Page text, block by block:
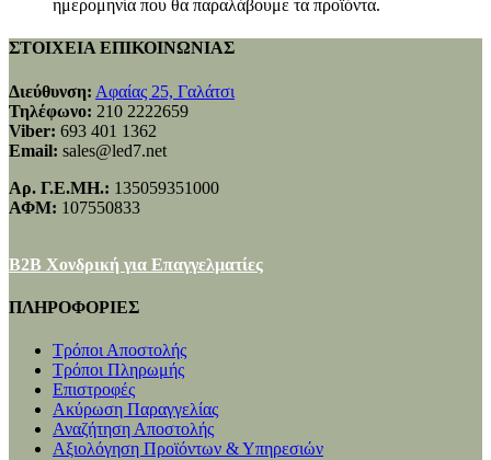
ημερομηνία που θα παραλάβουμε τα προϊόντα.
ΣΤΟΙΧΕΙΑ ΕΠΙΚΟΙΝΩΝΙΑΣ
Διεύθυνση: Αφαίας 25, Γαλάτσι
Τηλέφωνο: 210 2222659
Viber: 693 401 1362
Email: sales@led7.net
Αρ. Γ.Ε.ΜΗ.: 135059351000
ΑΦΜ: 107550833
B2B Χονδρική για Επαγγελματίες
ΠΛΗΡΟΦΟΡΙΕΣ
Τρόποι Αποστολής
Τρόποι Πληρωμής
Επιστροφές
Ακύρωση Παραγγελίας
Αναζήτηση Αποστολής
Αξιολόγηση Προϊόντων & Υπηρεσιών